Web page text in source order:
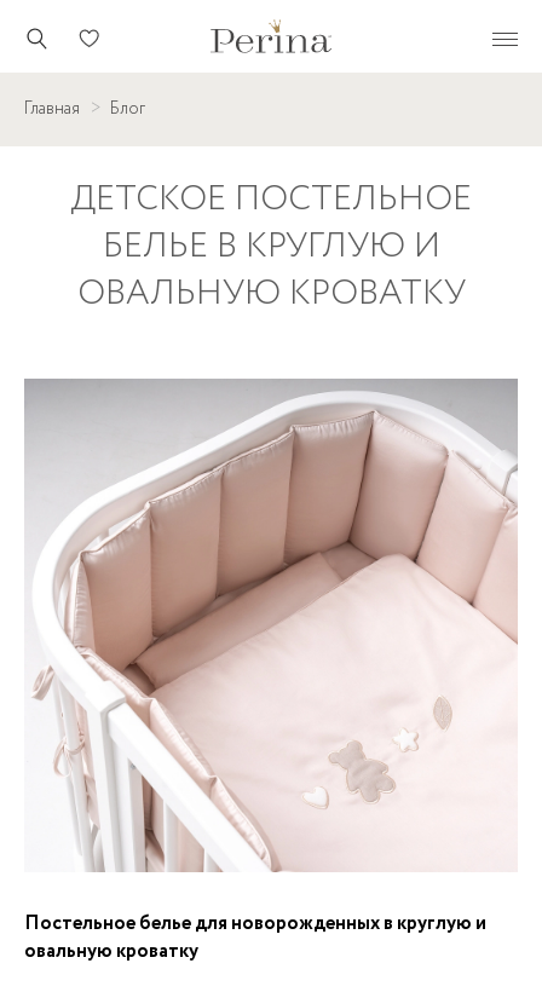
Главная Блог
ДЕТСКОЕ ПОСТЕЛЬНОЕ
БЕЛЬЕ В КРУГЛУЮ И
ОВАЛЬНУЮ КРОВАТКУ
Постельное белье для новорожденных в круглую и
овальную кроватку